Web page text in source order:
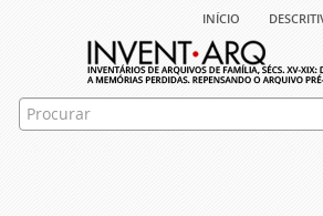
início